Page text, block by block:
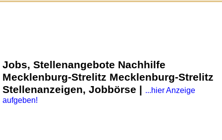
Jobs, Stellenangebote Nachhilfe
Mecklenburg-Strelitz Mecklenburg-Strelitz
Stellenanzeigen, Jobbörse | ...hier Anzeige
aufgeben!